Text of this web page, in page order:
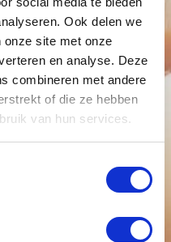
Ook delen we
onze site met onze
en analyse. Deze
combineren met andere
of die ze hebben
van hun services.